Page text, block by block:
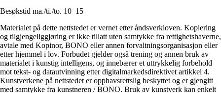
Besøkstid ma./ti./to. 10–15
Materialet på dette nettstedet er vernet etter åndsverkloven. Kopiering
og tilgjengeliggjøring er ikke tillatt uten samtykke fra rettighetshaverne,
avtale med Kopinor, BONO eller annen forvaltningsorganisasjon eller
etter hjemmel i lov. Forbudet gjelder også trening og annen bruk av
materialet i kunstig intelligens, og innebærer et uttrykkelig forbehold
mot tekst- og datautvinning etter digitalmarkedsdirektivet artikkel 4.
Kunstverkene på nettstedet er opphavsrettslig beskyttet og er gjengitt
med samtykke fra kunstneren / BONO. Bruk av kunstverk kan enkelt